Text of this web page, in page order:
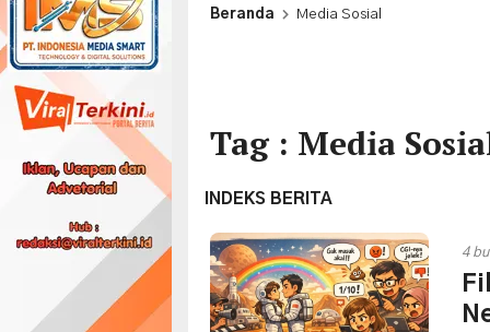
Beranda Media Sosial
Tag : Media
INDEKS BERITA
4